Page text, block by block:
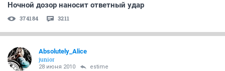
Ночной дозор наносит ответный удар
374184 3211
Absolutely_Alice
junior
28 июня 2010 estime